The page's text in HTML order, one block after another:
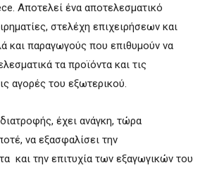
Αποτελεί ένα αποτελεσματικό
στελέχη επιχειρήσεων και
και παραγωγούς που επιθυμούν να
τα προϊόντα και τις
αγορές του εξωτερικού.
έχει ανάγκη, τώρα
να εξασφαλίσει την
και την επιτυχία των εξαγωγικών του